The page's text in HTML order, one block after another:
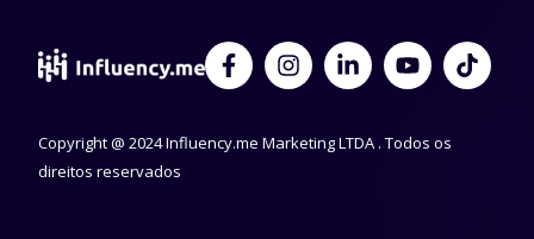
F
a
c
b
I
n
s
a
L
i
n
e
Y
o
u
u
T
i
k
Copyright @ 2024 Influency.me Marketing LTDA . Todos os
direitos reservados